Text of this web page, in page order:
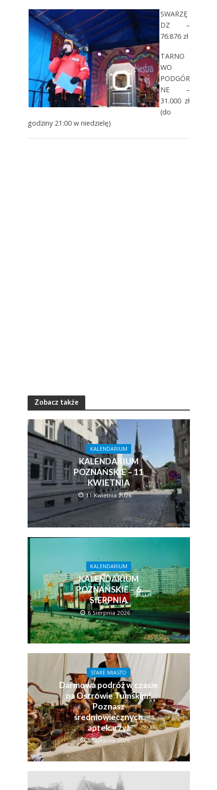
SWARZĘ
DZ –
76.876 zł
TARNO
WO
PODGÓR
NE –
31.000 zł
(do
godziny 21:00 w niedzielę)
Zobacz także
KALENDARIUM
KALENDARIUM
POZNAŃSKIE – 11
KWIETNIA
11 Kwietnia 2026
KALENDARIUM
KALENDARIUM
POZNAŃSKIE – 6
SIERPNIA
6 Sierpnia 2026
STARE MIASTO
Darmowa podróż w czasie
na Ostrowie Tumskim!
Poznasz
średniowiecznych
aptekarzy!
5 Sierpnia 2026